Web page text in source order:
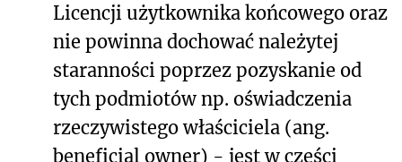
Licencji użytkownika końcowego oraz
nie powinna dochować należytej
staranności poprzez pozyskanie od
tych podmiotów np. oświadczenia
rzeczywistego właściciela (ang.
beneficial owner) - jest w części